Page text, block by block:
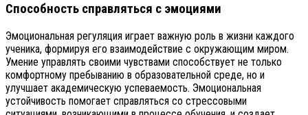
Способность справляться с эмоциями
Эмоциональная регуляция играет важную роль в жизни каждого
ученика, формируя его взаимодействие с окружающим миром.
Умение управлять своими чувствами способствует не только
комфортному пребыванию в образовательной среде, но и
улучшает академическую успеваемость. Эмоциональная
устойчивость помогает справляться со стрессовыми